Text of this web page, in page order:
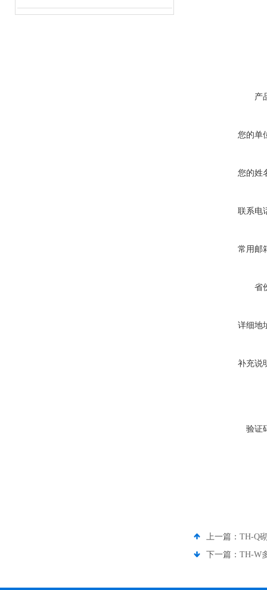
产
您的单
您的姓
联系电
常用邮
省
详细地
补充说
验证
上一篇： TH-Q
下一篇： TH-W